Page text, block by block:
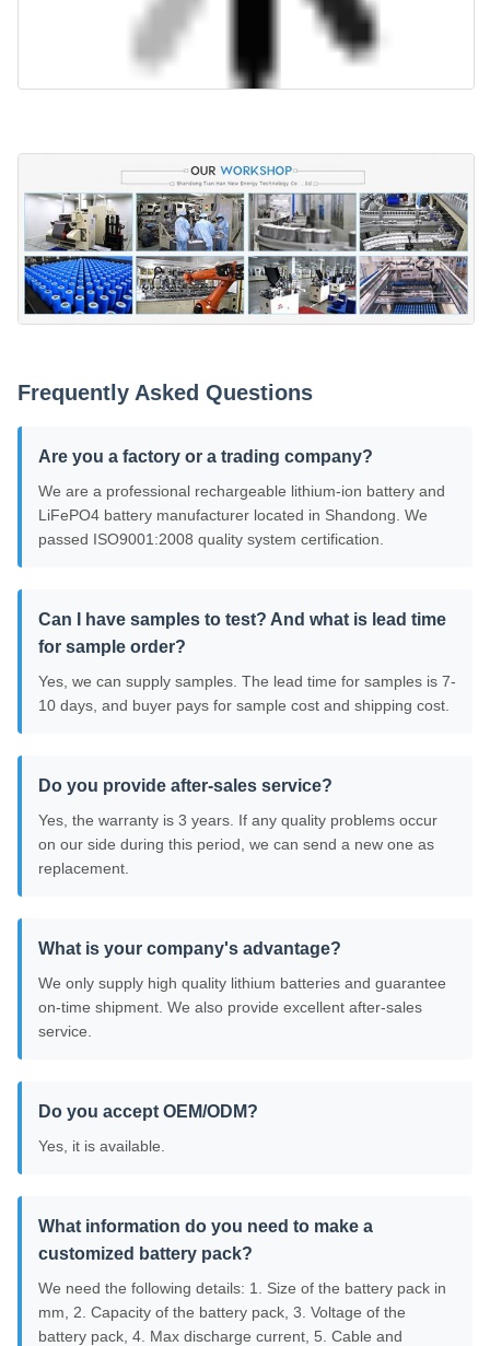
Frequently Asked Questions
Are you a factory or a trading company?
We are a professional rechargeable lithium-ion battery and
LiFePO4 battery manufacturer located in Shandong. We
passed ISO9001:2008 quality system certification.
Can I have samples to test? And what is lead time
for sample order?
Yes, we can supply samples. The lead time for samples is 7-
10 days, and buyer pays for sample cost and shipping cost.
Do you provide after-sales service?
Yes, the warranty is 3 years. If any quality problems occur
on our side during this period, we can send a new one as
replacement.
What is your company's advantage?
We only supply high quality lithium batteries and guarantee
on-time shipment. We also provide excellent after-sales
service.
Do you accept OEM/ODM?
Yes, it is available.
What information do you need to make a
customized battery pack?
We need the following details: 1. Size of the battery pack in
mm, 2. Capacity of the battery pack, 3. Voltage of the
battery pack, 4. Max discharge current, 5. Cable and